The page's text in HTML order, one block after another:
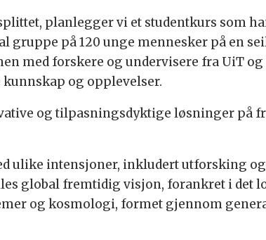
planlegger vi et studentkurs som
på 120 unge mennesker på en
med forskere og undervisere fra UiT
og opplevelser.
og tilpasningsdyktige løsninger på
ulike intensjoner, inkludert utforsking
global fremtidig visjon, forankret i det
og kosmologi, formet gjennom